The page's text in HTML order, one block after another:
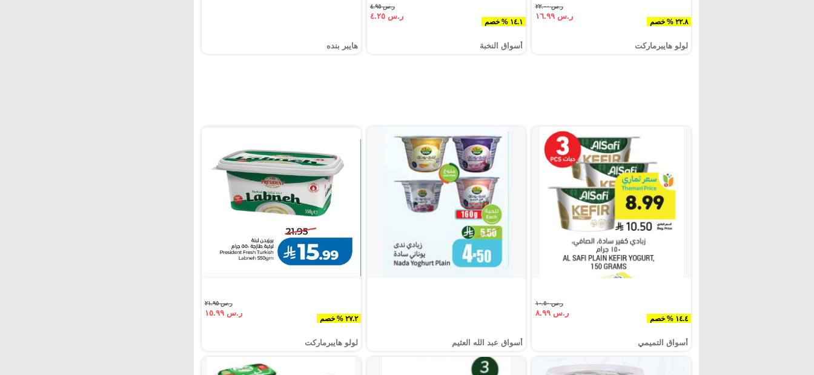
٢٢.٨ % خصم
ر.س ٢٢.٠٠
ر.س ١٦.٩٩
لولو هايبرماركت
١٤.١ % خصم
ر.س ٤.٩٥
ر.س ٤.٢٥
أسواق النخبة هايبر بنده
١٤.٤ % خصم
ر.س ١٠.٥٠
ر.س ٨.٩٩
أسواق التميمي أسواق عبد الله العثيم
٢٧.٢ % خصم
ر.س ٢١.٩٥
ر.س ١٥.٩٩
لولو هايبرماركت